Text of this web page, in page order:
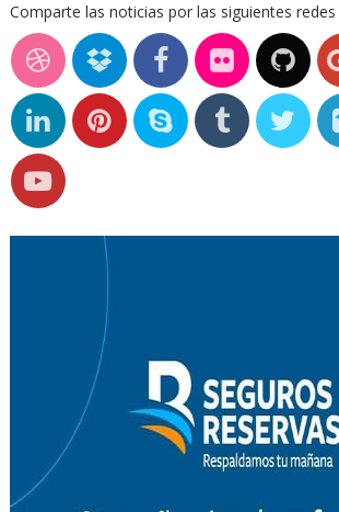
Comparte las noticias por las siguientes redes